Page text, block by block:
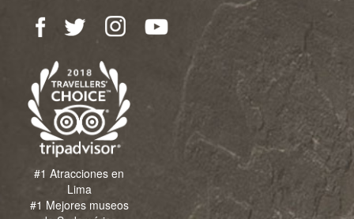
#1 Atracciones en
Lima
#1 Mejores museos